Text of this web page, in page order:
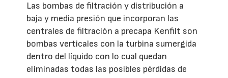
Las bombas de filtración y distribución a
baja y media presión que incorporan las
centrales de filtración a precapa Kenfilt son
bombas verticales con la turbina sumergida
dentro del líquido con lo cual quedan
eliminadas todas las posibles pérdidas de